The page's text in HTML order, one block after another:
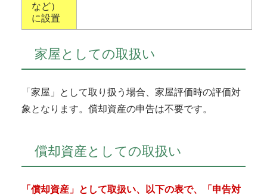
など）
に設置
家屋としての取扱い
「家屋」として取り扱う場合、家屋評価時の評価対
象となります。償却資産の申告は不要です。
償却資産としての取扱い
「償却資産」として取扱い、以下の表で、 「申告対